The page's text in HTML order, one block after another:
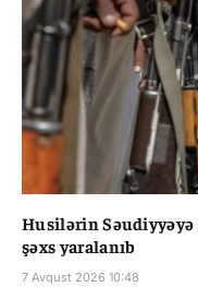
Husilərin
şəxs yaralanıb
7 Avqust 2026 10:48